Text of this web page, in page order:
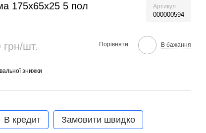
175х65х25 5 пол Артикул
000000594
грн/шт. Порівняти В бажання
знижки
В кредит Замовити швидко